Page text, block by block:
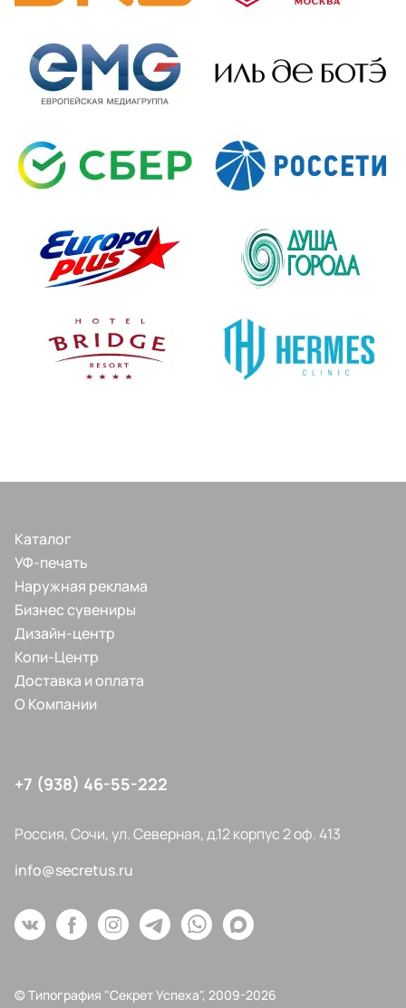
Каталог
УФ-печать
Наружная реклама
Бизнес сувениры
Дизайн-центр
Копи-Центр
Доставка и оплата
О Компании
+7 (938) 46-55-222
Россия, Сочи, ул. Северная, д.12 корпус 2 оф. 413
info@secretus.ru
© Типография "Секрет Успеха", 2009-2026